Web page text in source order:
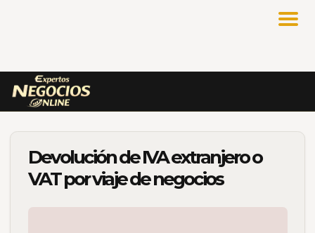
Devolución de IVA extranjero o
VAT por viaje de negocios